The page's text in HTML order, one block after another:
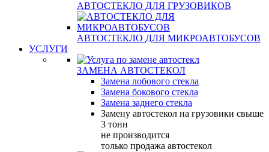
АВТОСТЕКЛО ДЛЯ ГРУЗОВИКОВ
АВТОСТЕКЛО ДЛЯ МИКРОАВТОБУСОВ
УСЛУГИ
ЗАМЕНА АВТОСТЕКОЛ
Замена лобового стекла
Замена бокового стекла
Замена заднего стекла
Замену автостекол на грузовики свыше
3 тонн
не производится
только продажа автостекол